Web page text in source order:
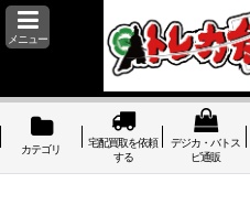
メニュー
カテゴリ
宅配買取を依頼
する
デジカ・バトス
ピ通販